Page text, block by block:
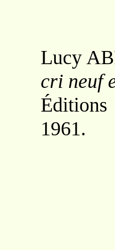
Lucy A
cri neuf
1961.